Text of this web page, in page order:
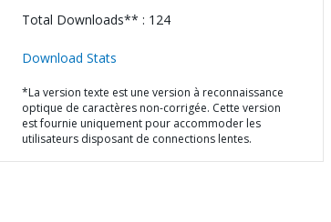
Total Downloads** : 124
Download Stats
*La version texte est une version à reconnaissance
optique de caractères non-corrigée. Cette version
est fournie uniquement pour accommoder les
utilisateurs disposant de connections lentes.